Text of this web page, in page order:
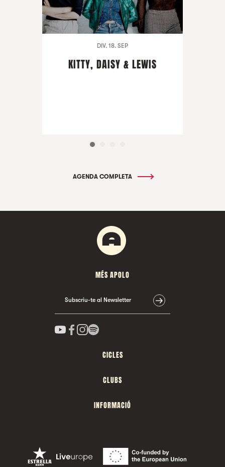
DIV. 18. SEP
KITTY, DAISY & LEWIS
AGENDA COMPLETA
MÉS APOLO
Subscriu-te al Newsletter
CICLES
CLUBS
INFORMACIÓ